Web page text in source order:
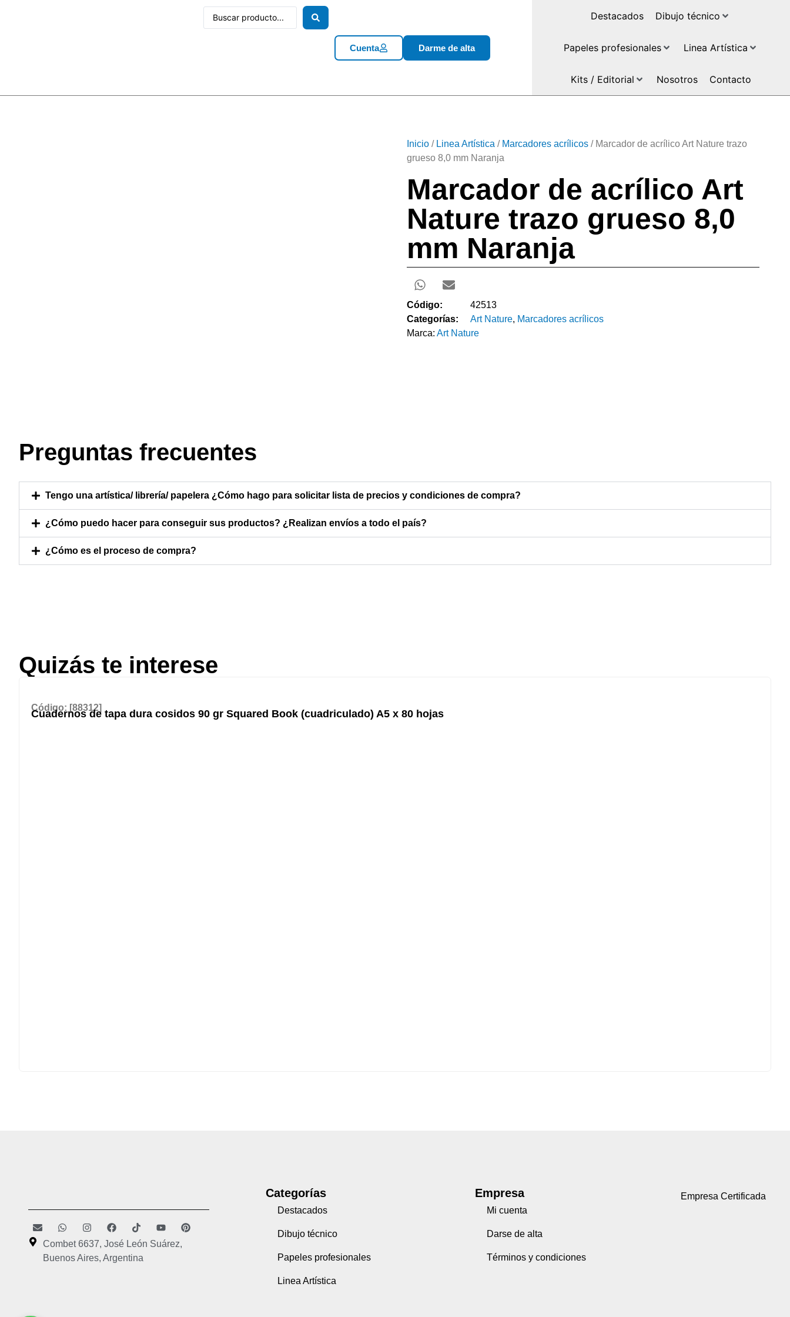
Cuenta Darme de alta
Destacados Dibujo técnico
Papeles profesionales Linea Artística
Kits / Editorial Nosotros Contacto
Inicio / Linea Artística / Marcadores acrílicos / Marcador de acrílico Art Nature trazo
grueso 8,0 mm Naranja
Marcador de acrílico Art
Nature trazo grueso 8,0
mm Naranja
Código:
42513
Categorías:
Art Nature, Marcadores acrílicos
Marca: Art Nature
Preguntas frecuentes
Tengo una artística/ librería/ papelera ¿Cómo hago para solicitar lista de precios y condiciones de compra?
¿Cómo puedo hacer para conseguir sus productos? ¿Realizan envíos a todo el país?
¿Cómo es el proceso de compra?
Quizás te interese
Código: [88312]
Cuadernos de tapa dura cosidos 90 gr Squared Book (cuadriculado) A5 x 80 hojas
Combet 6637, José León Suárez,
Buenos Aires, Argentina
Categorías
Destacados
Dibujo técnico
Papeles profesionales
Linea Artística
Empresa
Mi cuenta
Darse de alta
Términos y condiciones
Empresa Certificada